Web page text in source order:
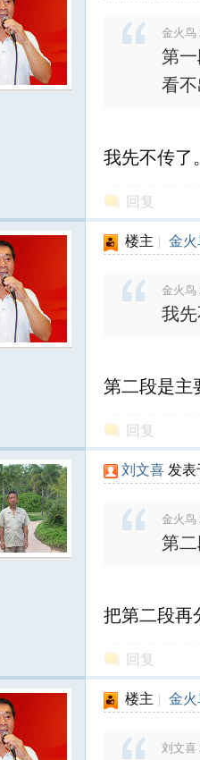
金火鸟
第
看不
我先不传了。
回复
楼主 | 金火
金火鸟
我先
第二段是主
回复
刘文喜 发表
金火鸟
第
把第二段再
回复
楼主 | 金火
刘文喜